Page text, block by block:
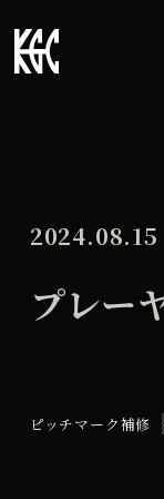
2024.08.15
プレー
ピッチマーク補修